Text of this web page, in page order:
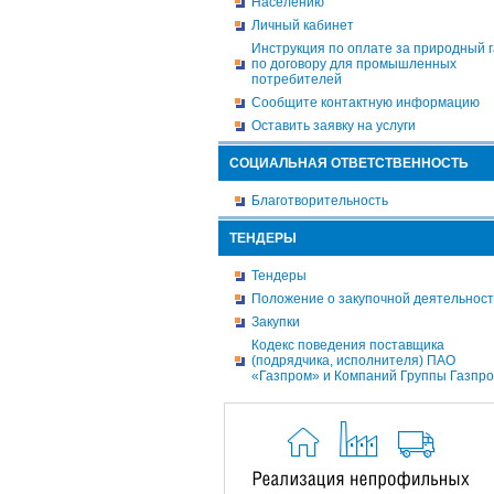
Личный кабинет
Инструкция по оплате за природный
по договору для промышленных
потребителей
Сообщите контактную информацию
Оставить заявку на услуги
СОЦИАЛЬНАЯ ОТВЕТСТВЕННОСТЬ
Благотворительность
ТЕНДЕРЫ
Тендеры
Положение о закупочной
Закупки
Кодекс поведения поставщика
(подрядчика, исполнителя) ПАО
«Газпром» и Компаний Группы